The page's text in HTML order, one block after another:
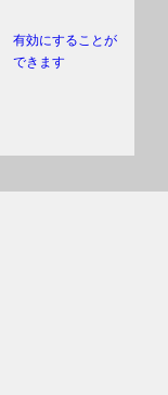
有効にすることが
できます